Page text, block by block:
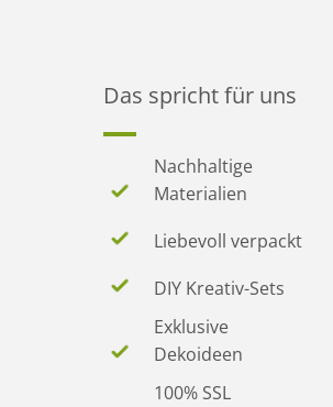
Das spricht für uns
Nachhaltige
Materialien
Liebevoll verpackt
DIY Kreativ-Sets
Exklusive
Dekoideen
100% SSL